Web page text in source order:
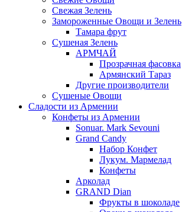
Свежая Зелень
Замороженные Овощи и Зелень
Тамара фрут
Сушеная Зелень
АРМЧАЙ
Прозрачная фасовка
Армянский Тараз
Другие производители
Сушеные Овощи
Сладости из Армении
Конфеты из Армении
Sonuar. Mark Sevouni
Grand Candy
Набор Конфет
Лукум. Мармелад
Конфеты
Арколад
GRAND Dian
Фрукты в шоколаде